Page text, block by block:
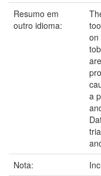
Resumo em
outro idioma:
on
a
Nota: